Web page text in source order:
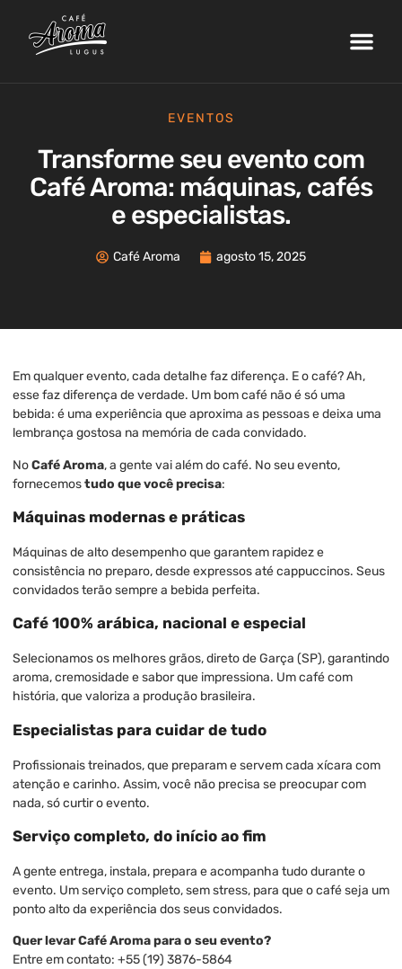
EVENTOS
Transforme seu evento com
Café Aroma: máquinas, cafés
e especialistas.
Café Aroma agosto 15, 2025
Em qualquer evento, cada detalhe faz diferença. E o café? Ah,
esse faz diferença de verdade. Um bom café não é só uma
bebida: é uma experiência que aproxima as pessoas e deixa uma
lembrança gostosa na memória de cada convidado.
NoCafé Aroma, a gente vai além do café. No seu evento,
fornecemostudo que você precisa:
Máquinas modernas e práticas
Máquinas de alto desempenho que garantem rapidez e
consistência no preparo, desde expressos até cappuccinos. Seus
convidados terão sempre a bebida perfeita.
Café 100% arábica, nacional e especial
Selecionamos os melhores grãos, direto de Garça (SP), garantindo
aroma, cremosidade e sabor que impressiona. Um café com
história, que valoriza a produção brasileira.
Especialistas para cuidar de tudo
Profissionais treinados, que preparam e servem cada xícara com
atenção e carinho. Assim, você não precisa se preocupar com
nada, só curtir o evento.
Serviço completo, do início ao fim
A gente entrega, instala, prepara e acompanha tudo durante o
evento. Um serviço completo, sem stress, para que o café seja um
ponto alto da experiência dos seus convidados.
Quer levar Café Aroma para o seu evento?
Entre em contato: +55 (19) 3876-5864